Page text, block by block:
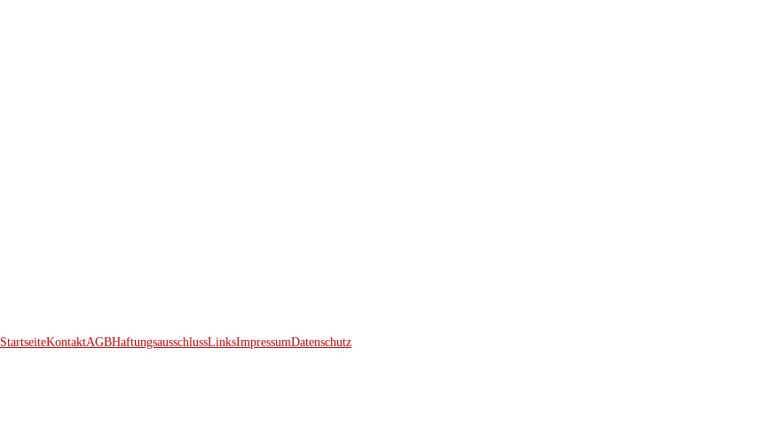
StartseiteKontaktAGBHaftungsausschlussLinksImpressumDatenschutz